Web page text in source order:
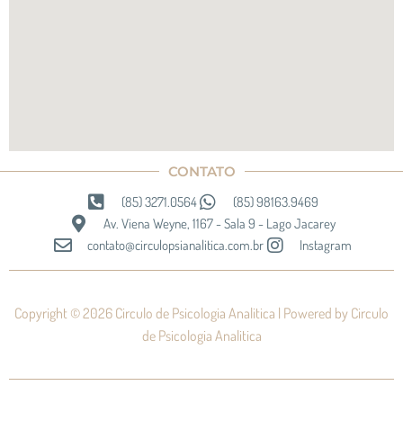
CONTATO
(85) 3271.0564
(85) 98163.9469
Av. Viena Weyne, 1167 - Sala 9 - Lago Jacarey
contato@circulopsianalitica.com.br
Instagram
Copyright © 2026 Circulo de Psicologia Analitica | Powered by Circulo
de Psicologia Analitica